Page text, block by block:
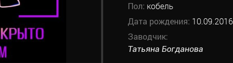
Пол: кобель
Дата рождения: 10.09.2016
Заводчик:
Татьяна Богданова